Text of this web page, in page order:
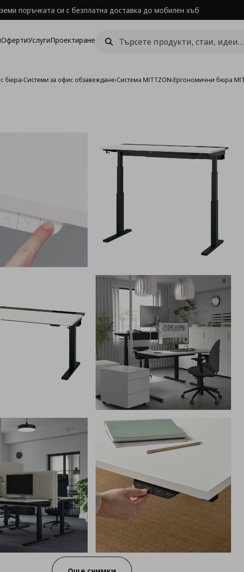
поръчката си с безплатна доставка до мобилен хъб
ОфертиУслугиПроектиране
бюра›Системи за офис обзавеждане›Система MITTZON›Ергономични бюра